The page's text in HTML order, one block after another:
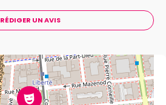
RÉDIGER UN AVIS